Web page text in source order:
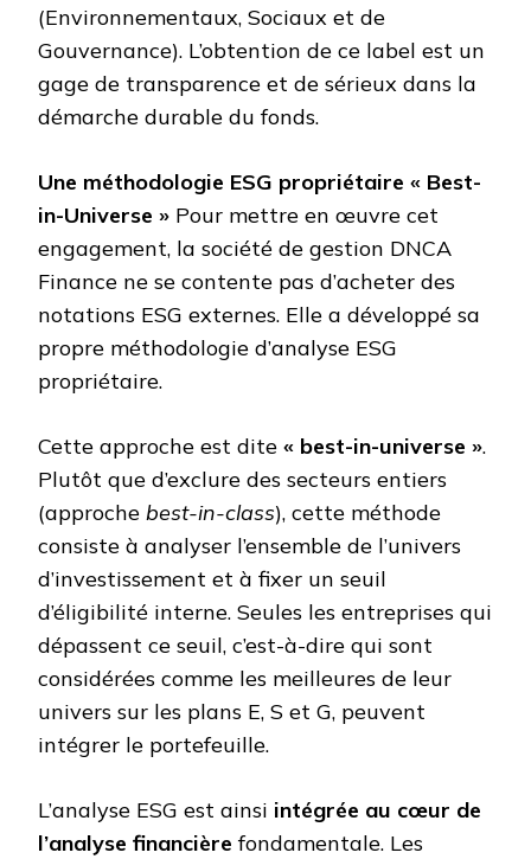
(Environnementaux, Sociaux et de
Gouvernance). L’obtention de ce label est un
gage de transparence et de sérieux dans la
démarche durable du fonds.
Une méthodologie ESG propriétaire « Best-
in-Universe » Pour mettre en œuvre cet
engagement, la société de gestion DNCA
Finance ne se contente pas d’acheter des
notations ESG externes. Elle a développé sa
propre méthodologie d’analyse ESG
propriétaire.
Cette approche est dite « best-in-universe ».
Plutôt que d’exclure des secteurs entiers
(approche best-in-class), cette méthode
consiste à analyser l’ensemble de l’univers
d’investissement et à fixer un seuil
d’éligibilité interne. Seules les entreprises qui
dépassent ce seuil, c’est-à-dire qui sont
considérées comme les meilleures de leur
univers sur les plans E, S et G, peuvent
intégrer le portefeuille.
L’analyse ESG est ainsi intégrée au cœur de
l’analyse financière fondamentale. Les